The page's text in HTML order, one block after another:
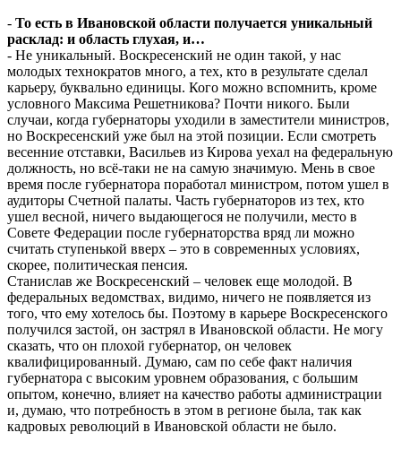
- То есть в Ивановской области получается уникальный
расклад: и область глухая, и…
- Не уникальный. Воскресенский не один такой, у нас
молодых технократов много, а тех, кто в результате сделал
карьеру, буквально единицы. Кого можно вспомнить, кроме
условного Максима Решетникова? Почти никого. Были
случаи, когда губернаторы уходили в заместители министров,
но Воскресенский уже был на этой позиции. Если смотреть
весенние отставки, Васильев из Кирова уехал на федеральную
должность, но всё-таки не на самую значимую. Мень в свое
время после губернатора поработал министром, потом ушел в
аудиторы Счетной палаты. Часть губернаторов из тех, кто
ушел весной, ничего выдающегося не получили, место в
Совете Федерации после губернаторства вряд ли можно
считать ступенькой вверх – это в современных условиях,
скорее, политическая пенсия.
Станислав же Воскресенский – человек еще молодой. В
федеральных ведомствах, видимо, ничего не появляется из
того, что ему хотелось бы. Поэтому в карьере Воскресенского
получился застой, он застрял в Ивановской области. Не могу
сказать, что он плохой губернатор, он человек
квалифицированный. Думаю, сам по себе факт наличия
губернатора с высоким уровнем образования, с большим
опытом, конечно, влияет на качество работы администрации
и, думаю, что потребность в этом в регионе была, так как
кадровых революций в Ивановской области не было.